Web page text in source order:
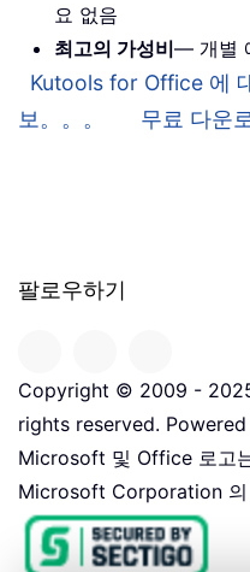
요 없음
최고의 가성비— 개별
Kutools for Office 에
보。。。
무료 다운
팔로우하기
Copyright © 2009 -
rights reserved.
Microsoft 및 Office 로고
Microsoft Corporation 의